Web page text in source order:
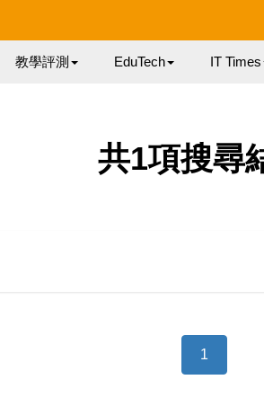
教學評測 EduTech IT Times
共1項搜尋
1